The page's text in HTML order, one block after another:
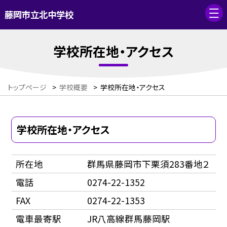
藤岡市立北中学校
学校所在地・アクセス
トップページ > 学校概要 > 学校所在地・アクセス
学校所在地・アクセス
所在地
群馬県藤岡市下栗須283番地２
電話
0274-22-1352
FAX
0274-22-1353
電車最寄駅
JR八高線群馬藤岡駅